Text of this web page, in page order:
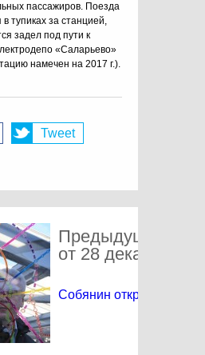
пассажиров. Поезда
тупиках за станцией,
задел под пути к
«Саларьево»
намечен на 2017 г.).
Tweet
Предыдущая
от 28 декабря
Собянин открыл новую